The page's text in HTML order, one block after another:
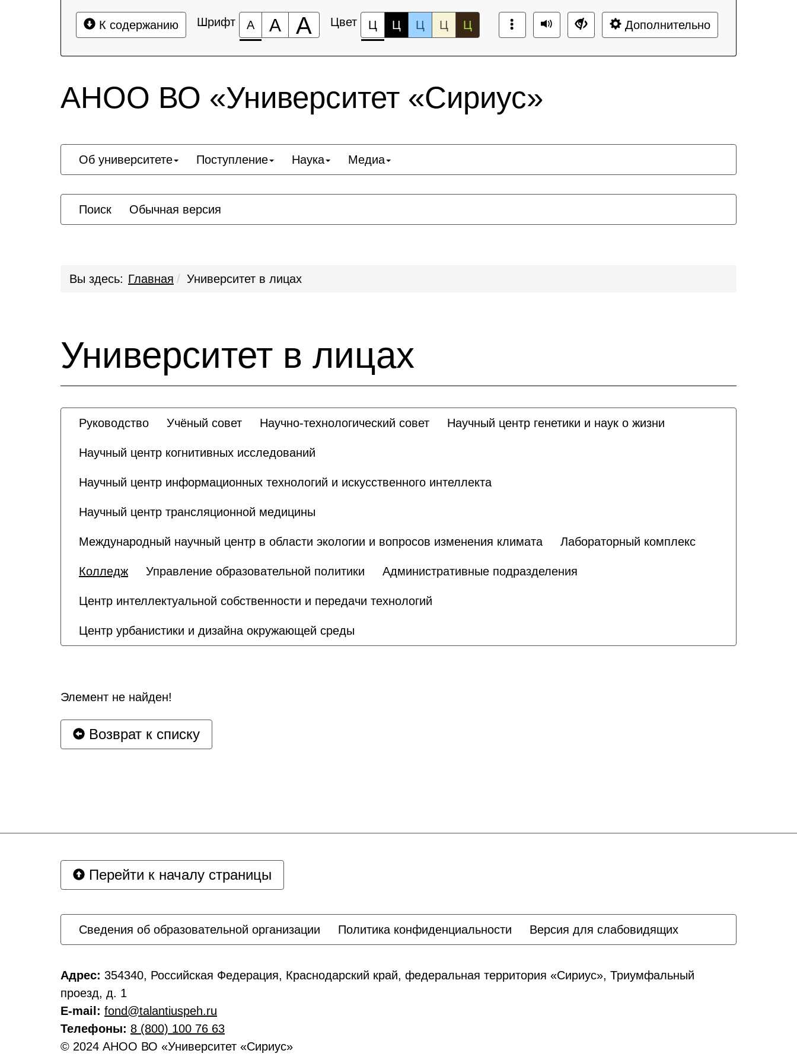
К содержанию Шрифт А А А Цвет Ц Ц Ц Ц Ц Дополнительно
АНОО ВО «Университет «Сириус»
Об университете Поступление Наука Медиа
Поиск Обычная версия
Вы здесь: Главная Университет в лицах
Университет в лицах
Руководство Учёный совет Научно-технологический совет Научный центр генетики и наук о жизни
Научный центр когнитивных исследований
Научный центр информационных технологий и искусственного интеллекта
Научный центр трансляционной медицины
Международный научный центр в области экологии и вопросов изменения климата Лабораторный комплекс
Колледж Управление образовательной политики Административные подразделения
Центр интеллектуальной собственности и передачи технологий
Центр урбанистики и дизайна окружающей среды
Элемент не найден!
Возврат к списку
Перейти к началу страницы
Сведения об образовательной организации Политика конфиденциальности Версия для слабовидящих
Адрес: 354340, Российская Федерация, Краснодарский край, федеральная территория «Сириус», Триумфальный
проезд, д. 1
E-mail: fond@talantiuspeh.ru
Телефоны: 8 (800) 100 76 63
© 2024 АНОО ВО «Университет «Сириус»